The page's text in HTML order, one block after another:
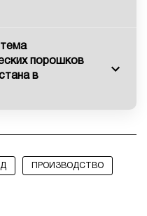
порошков
в
ПРОИЗВОДСТВО